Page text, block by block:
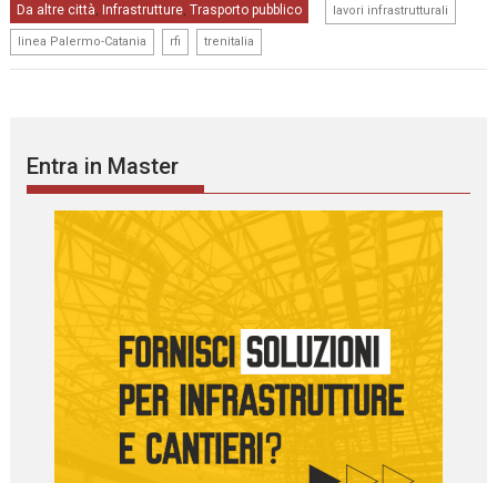
Da altre città, Infrastrutture,Trasporto pubblico lavori infrastrutturali
linea Palermo-Catania rfi trenitalia
Entra in Master